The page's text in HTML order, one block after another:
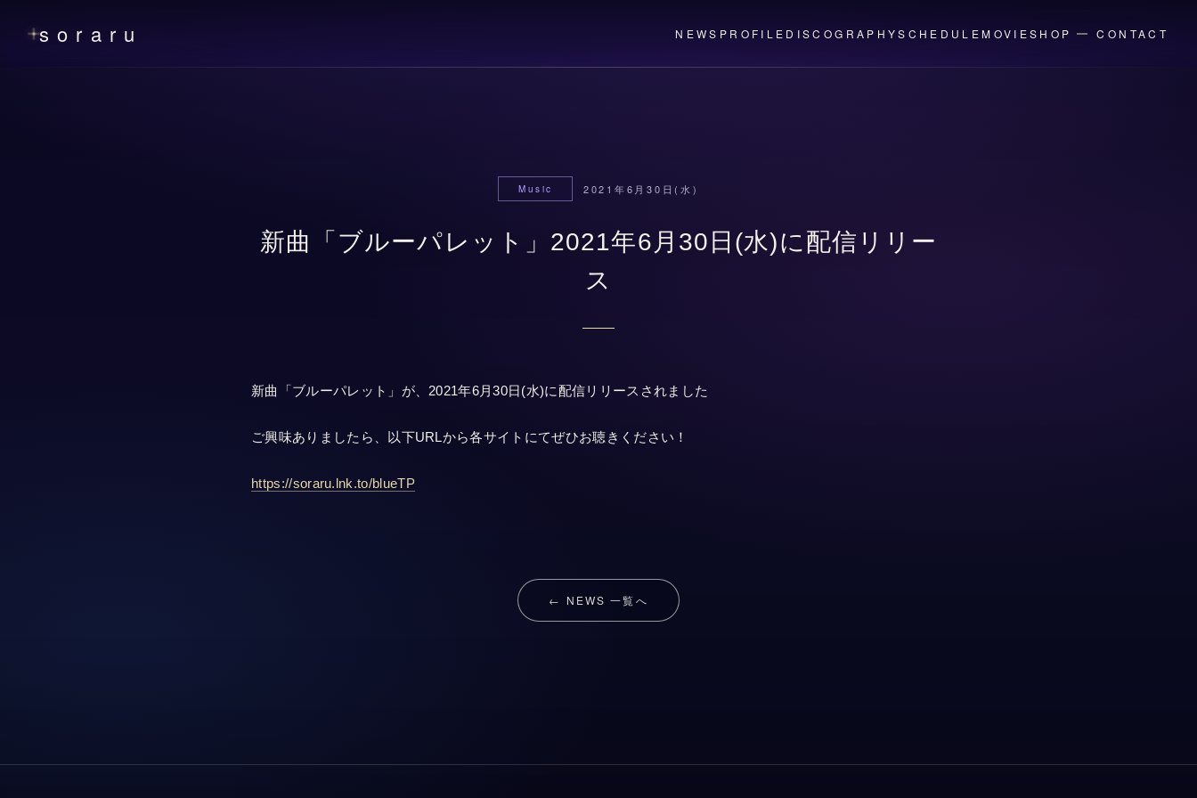
soraru NEWS PROFILE DISCOGRAPHYSCHEDULEMOVIESHOP CONTACT
Music 2021年6月30日(水)
新曲「ブルーパレット」2021年6月30日(水)に配信リリー
ス
新曲「ブルーパレット」が、2021年6月30日(水)に配信リリースされました
ご興味ありましたら、以下URLから各サイトにてぜひお聴きください！
https://soraru.lnk.to/blueTP
← NEWS 一覧へ